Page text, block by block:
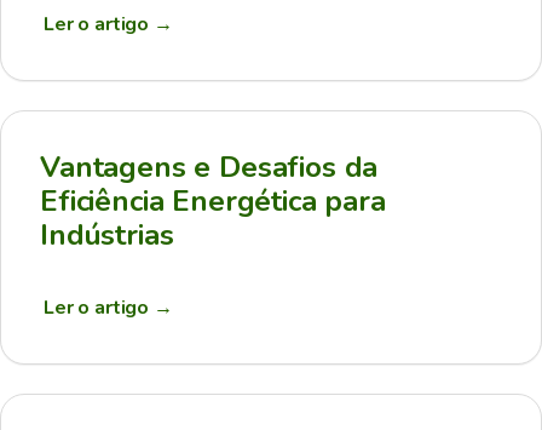
Ler o artigo →
Vantagens e Desafios da
Eficiência Energética para
Indústrias
Ler o artigo →